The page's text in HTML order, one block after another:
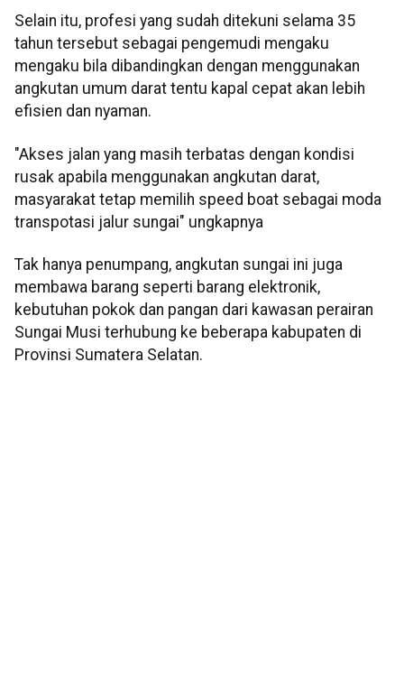
Selain itu, profesi yang sudah ditekuni selama 35
tahun tersebut sebagai pengemudi mengaku
mengaku bila dibandingkan dengan menggunakan
angkutan umum darat tentu kapal cepat akan lebih
efisien dan nyaman.
"Akses jalan yang masih terbatas dengan kondisi
rusak apabila menggunakan angkutan darat,
masyarakat tetap memilih speed boat sebagai moda
transpotasi jalur sungai" ungkapnya
Tak hanya penumpang, angkutan sungai ini juga
membawa barang seperti barang elektronik,
kebutuhan pokok dan pangan dari kawasan perairan
Sungai Musi terhubung ke beberapa kabupaten di
Provinsi Sumatera Selatan.